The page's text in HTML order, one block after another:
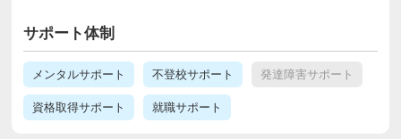
サポート体制
メンタルサポート 不登校サポート 発達障害サポート
資格取得サポート 就職サポート